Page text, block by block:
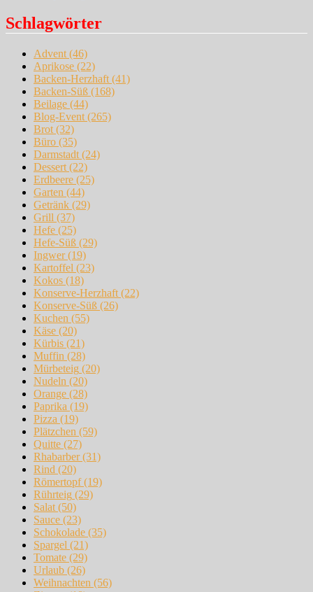
Schlagwörter
Advent (46)
Aprikose (22)
Backen-Herzhaft (41)
Backen-Süß (168)
Beilage (44)
Blog-Event (265)
Brot (32)
Büro (35)
Darmstadt (24)
Dessert (22)
Erdbeere (25)
Garten (44)
Getränk (29)
Grill (37)
Hefe (25)
Hefe-Süß (29)
Ingwer(19)
Kartoffel (23)
Kokos (18)
Konserve-Herzhaft (22)
Konserve-Süß (26)
Kuchen (55)
Käse (20)
Kürbis (21)
Muffin (28)
Mürbeteig (20)
Nudeln (20)
Orange (28)
Paprika (19)
Pizza (19)
Plätzchen (59)
Quitte (27)
Rhabarber(31)
Rind (20)
Römertopf(19)
Rührteig (29)
Salat (50)
Sauce (23)
Schokolade (35)
Spargel (21)
Tomate (29)
Urlaub (26)
Weihnachten (56)